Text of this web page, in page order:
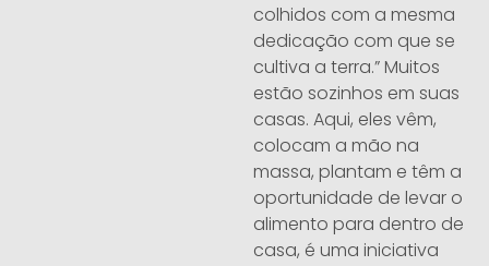
colhidos com a mesma
dedicação com que se
cultiva a terra.” Muitos
estão sozinhos em suas
casas. Aqui, eles vêm,
colocam a mão na
massa, plantam e têm a
oportunidade de levar o
alimento para dentro de
casa, é uma iniciativa